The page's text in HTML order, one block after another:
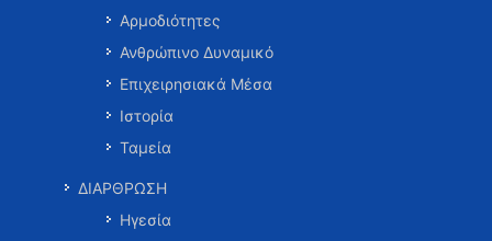
Αρμοδιότητες
Ανθρώπινο Δυναμικό
Επιχειρησιακά Μέσα
Ιστορία
Ταμεία
ΔΙΑΡΘΡΩΣΗ
Ηγεσία